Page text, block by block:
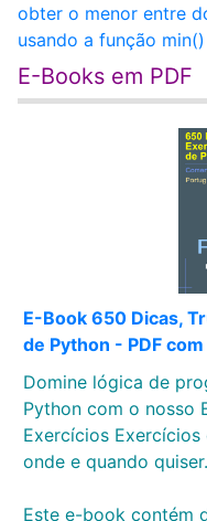
obter o menor entre
usando a função
E-Books em PDF
E-Book 650 Dicas,
de Python - PDF
Domine lógica de
Python com o nosso
Exercícios
onde e quando quiser.
Este e-book contém